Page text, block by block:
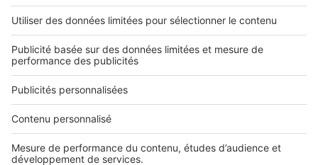
2 rue des Italiens 75009 Paris
01 53 38 80 00